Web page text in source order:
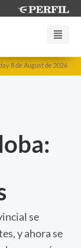
8 de August de 2026
se
y ahora se